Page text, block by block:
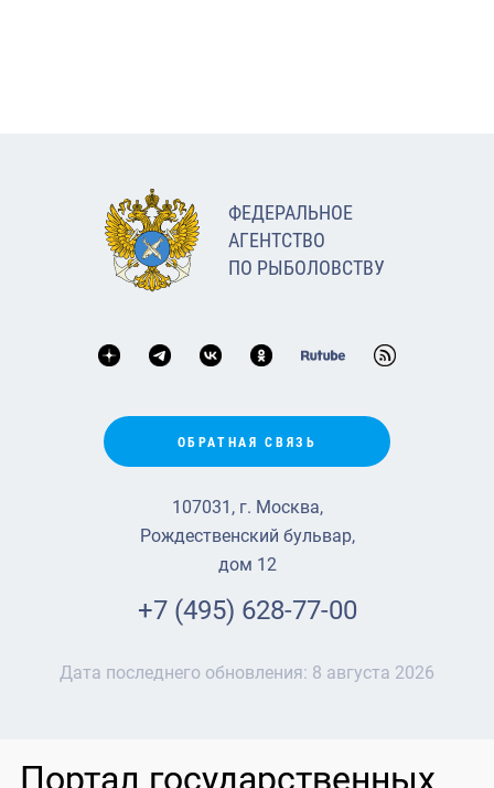
ФЕДЕРАЛЬНОЕ
АГЕНТСТВО
ПО РЫБОЛОВСТВУ
ОБРАТНАЯ СВЯЗЬ
107031, г. Москва,
Рождественский бульвар,
дом 12
+7 (495) 628-77-00
Дата последнего обновления: 8 августа 2026
Портал государственных